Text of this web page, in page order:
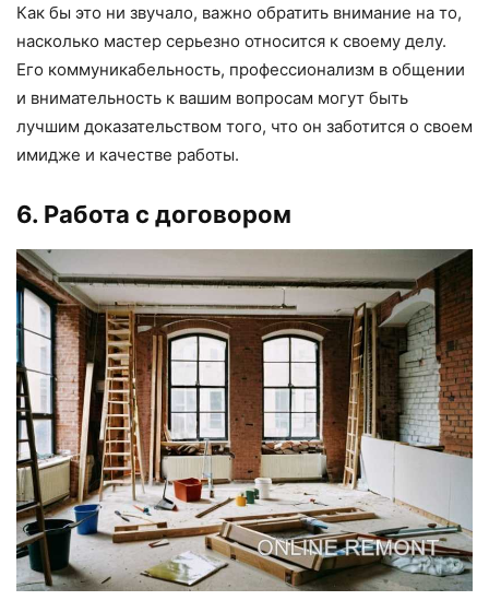
Как бы это ни звучало, важно обратить внимание на то,
насколько мастер серьезно относится к своему делу.
Его коммуникабельность, профессионализм в общении
и внимательность к вашим вопросам могут быть
лучшим доказательством того, что он заботится о своем
имидже и качестве работы.
6. Работа с договором